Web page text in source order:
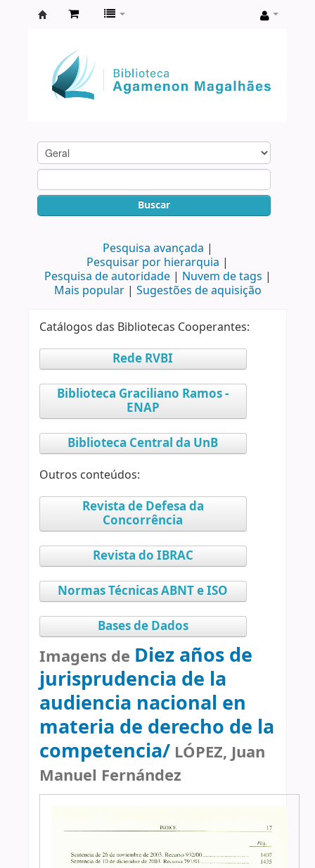
Agamenon
Magalhães
Buscar
Pesquisa avançada
Pesquisar por hierarquia
Pesquisa de autoridade
Nuvem de tags
Mais popular
Sugestões de aquisição
Catálogos das Bibliotecas Cooperantes:
Rede RVBI
Biblioteca Graciliano Ramos -
ENAP
Biblioteca Central da UnB
Outros conteúdos:
Revista de Defesa da
Concorrência
Revista do IBRAC
Normas Técnicas ABNT e ISO
Bases de Dados
Imagens de Diez años de
jurisprudencia de la
audiencia nacional en
materia de derecho de la
competencia/ LÓPEZ, Juan
Manuel Fernández